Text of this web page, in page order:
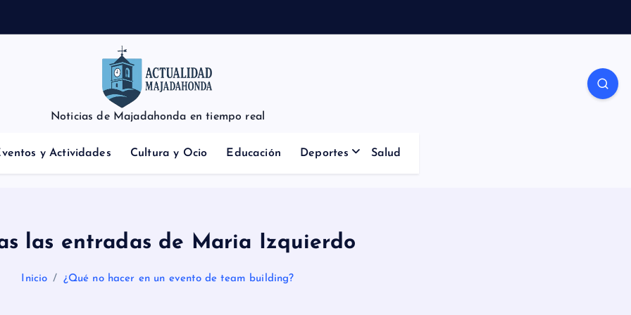
Noticias de Majadahonda en tiempo real
y Actividades Cultura y Ocio Educación Deportes Salud
las entradas de Maria Izquierdo
Inicio ¿Qué no hacer en un evento de team building?